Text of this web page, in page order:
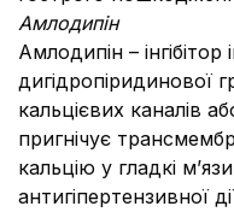
Амлодипін
Амлодипін –
дигідропіридинової
кальцієвих каналів
пригнічує
кальцію у гладкі
антигіпертензивної